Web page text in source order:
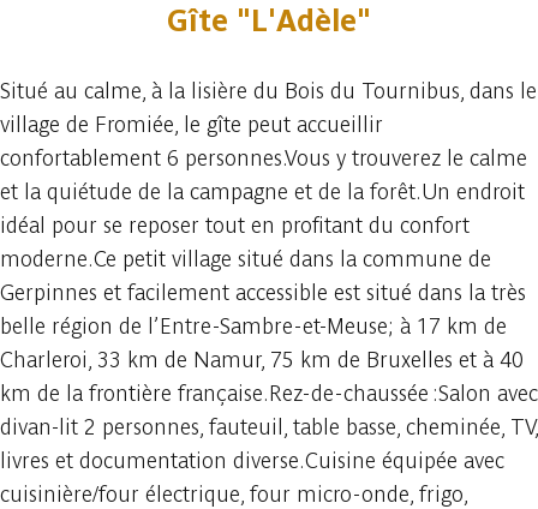
Gîte "L'Adèle"
Situé au calme, à la lisière du Bois du Tournibus, dans le
village de Fromiée, le gîte peut accueillir
confortablement 6 personnes.Vous y trouverez le calme
et la quiétude de la campagne et de la forêt.Un endroit
idéal pour se reposer tout en profitant du confort
moderne.Ce petit village situé dans la commune de
Gerpinnes et facilement accessible est situé dans la très
belle région de l’Entre-Sambre-et-Meuse; à 17 km de
Charleroi, 33 km de Namur, 75 km de Bruxelles et à 40
km de la frontière française.Rez-de-chaussée :Salon avec
divan-lit 2 personnes, fauteuil, table basse, cheminée, TV,
livres et documentation diverse.Cuisine équipée avec
cuisinière/four électrique, four micro-onde, frigo,